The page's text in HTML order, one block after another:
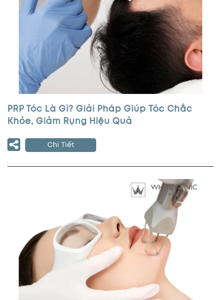
PRP Tóc Là Gì? Giải Pháp Giúp Tóc Chắc
Khỏe, Giảm Rụng Hiệu Quả
Chi Tiết